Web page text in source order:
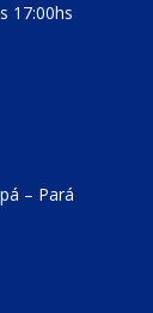
17:00hs
– Pará